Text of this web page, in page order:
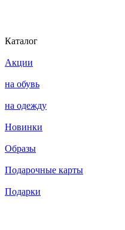
Каталог
Акции
на обувь
на одежду
Новинки
Образы
Подарочные карты
Подарки